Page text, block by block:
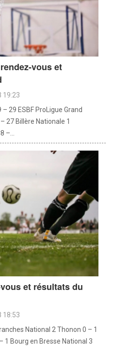
vous et
19:23
29 ESBF ProLigue Grand
27 Billère Nationale 1
–...
et résultats du
18:53
National 2 Thonon 0 – 1
1 Bourg en Bresse National 3